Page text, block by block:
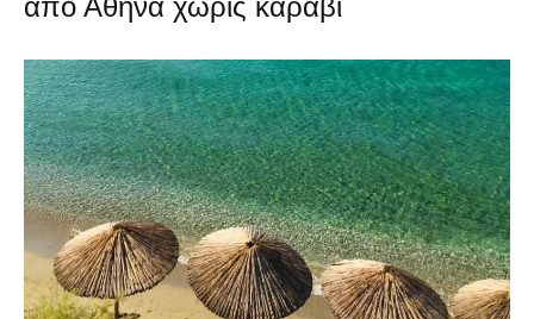
από Αθήνα χωρίς καράβι